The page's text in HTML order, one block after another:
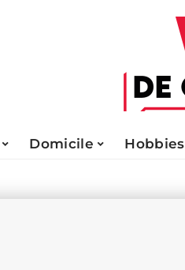
Domicile Hobbies